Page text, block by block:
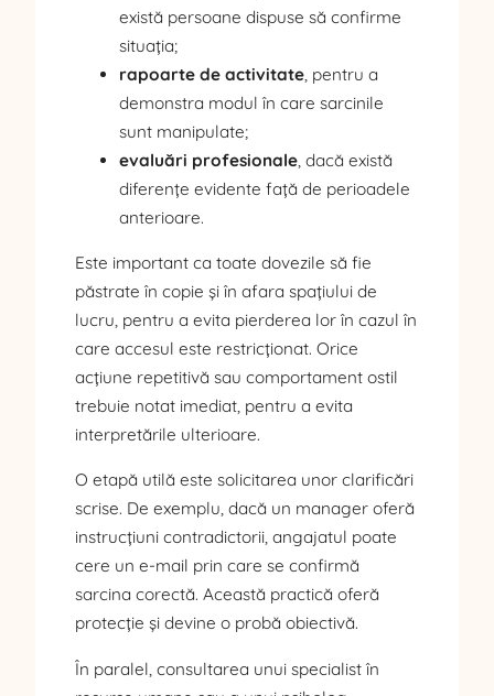
există persoane dispuse să confirme
situația;
rapoarte de activitate, pentru a
demonstra modul în care sarcinile
sunt manipulate;
evaluări profesionale, dacă există
diferențe evidente față de perioadele
anterioare.
Este important ca toate dovezile să fie
păstrate în copie și în afara spațiului de
lucru, pentru a evita pierderea lor în cazul în
care accesul este restricționat. Orice
acțiune repetitivă sau comportament ostil
trebuie notat imediat, pentru a evita
interpretările ulterioare.
O etapă utilă este solicitarea unor clarificări
scrise. De exemplu, dacă un manager oferă
instrucțiuni contradictorii, angajatul poate
cere un e-mail prin care se confirmă
sarcina corectă. Această practică oferă
protecție și devine o probă obiectivă.
În paralel, consultarea unui specialist în